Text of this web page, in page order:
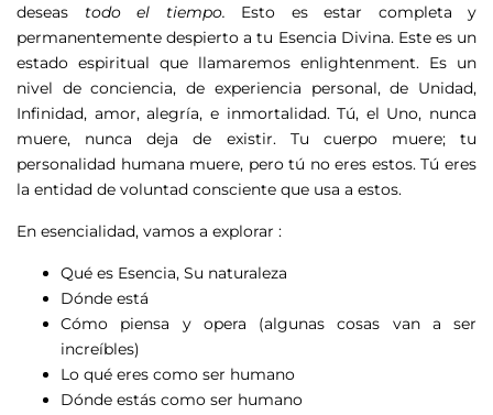
deseas todo el tiempo. Esto es estar completa y
permanentemente despierto a tu Esencia Divina. Este es un
estado espiritual que llamaremos enlightenment. Es un
nivel de conciencia, de experiencia personal, de Unidad,
Infinidad, amor, alegría, e inmortalidad. Tú, el Uno, nunca
muere, nunca deja de existir. Tu cuerpo muere; tu
personalidad humana muere, pero tú no eres estos. Tú eres
la entidad de voluntad consciente que usa a estos.
En esencialidad, vamos a explorar :
Qué es Esencia, Su naturaleza
Dónde está
Cómo piensa y opera (algunas cosas van a ser
increíbles)
Lo qué eres como ser humano
Dónde estás como ser humano